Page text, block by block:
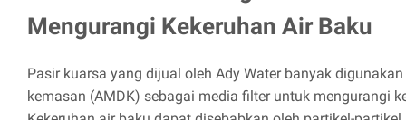
Mengurangi Kekeruhan Air Baku
Pasir kuarsa yang dijual oleh Ady Water banyak
kemasan (AMDK) sebagai media filter untuk mengurangi